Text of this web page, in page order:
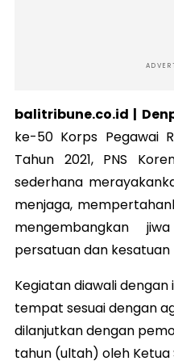
balitribune.co.id |
ke-50 Korps Pegawai
Tahun 2021, PNS
sederhana
menjaga,
mengembangkan
persatuan dan kesatuan
Kegiatan diawali
tempat sesuai dengan
dilanjutkan dengan
tahun (ultah) oleh Ketua